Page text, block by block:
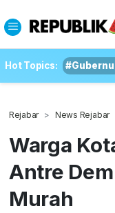
Hot Topics:
Rejabar News Rejabar
Warga
Antre
Murah